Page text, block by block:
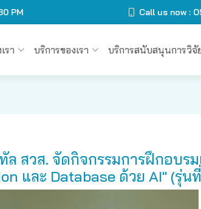
PM Call us now :
รา บริการของเรา บริการสนับสนุนการวิจั
ล สวส. จัดกิจกรรมการฝึกอบร
และ Database ด้วย AI" (รุ่น